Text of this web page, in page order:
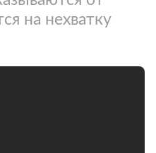
на нехватку